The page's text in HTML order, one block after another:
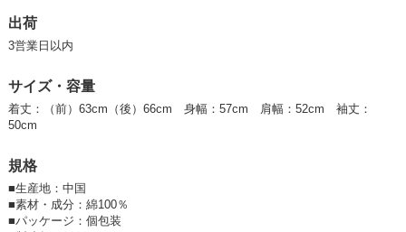
前を開けて羽織としても着用頂けます。
出荷
3営業日以内
サイズ・容量
着丈：（前）63cm（後）66cm 身幅：57cm 肩幅：52cm 袖丈：
50cm
規格
■生産地：中国
■素材・成分：綿100％
■パッケージ：個包装